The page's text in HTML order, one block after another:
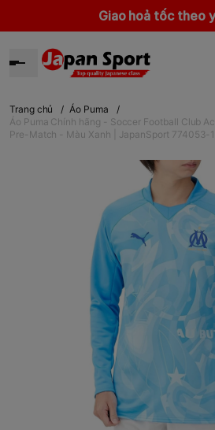
Giao hoả tốc theo
Trang chủ / Áo Puma
/
Áo Puma Chính hãng - Soccer Football Club
Pre-Match - Màu Xanh | JapanSport 774053-